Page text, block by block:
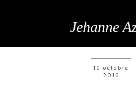
Jehanne
19 octobre
2016